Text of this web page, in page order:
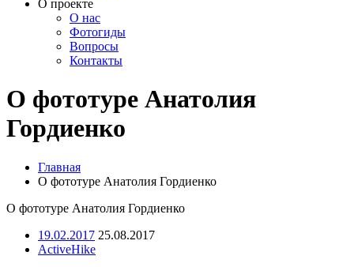
О проекте
О нас
Фотогиды
Вопросы
Контакты
О фототуре Анатолия
Гордиенко
Главная
О фототуре Анатолия Гордиенко
О фототуре Анатолия Гордиенко
19.02.2017 25.08.2017
ActiveHike